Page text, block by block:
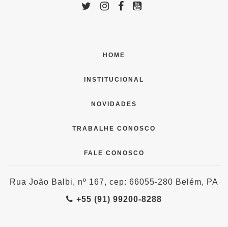
HOME
INSTITUCIONAL
NOVIDADES
TRABALHE CONOSCO
FALE CONOSCO
Rua João Balbi, nº 167, cep: 66055-280 Belém, PA
+55 (91) 99200-8288